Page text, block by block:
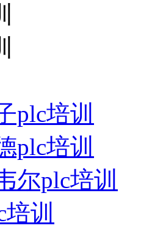
plc培训
plc培训
尔plc培训
训